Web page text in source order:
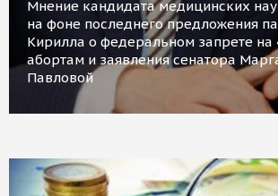
Мнение кандидата медицинских
на фоне последнего предложения
Кирилла о федеральном запрете на
абортам и заявления сенатора
Павловой